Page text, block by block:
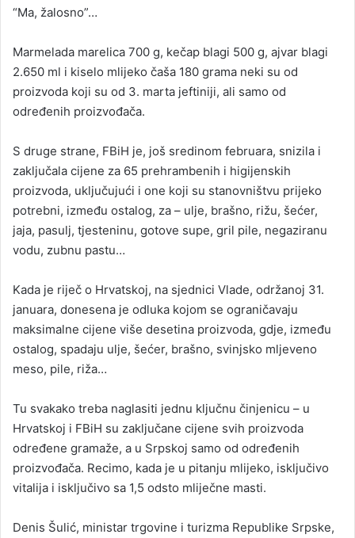
“Ma, žalosno”…
Marmelada marelica 700 g, kečap blagi 500 g, ajvar blagi
2.650 ml i kiselo mlijeko čaša 180 grama neki su od
proizvoda koji su od 3. marta jeftiniji, ali samo od
određenih proizvođača.
S druge strane, FBiH je, još sredinom februara, snizila i
zaključala cijene za 65 prehrambenih i higijenskih
proizvoda, uključujući i one koji su stanovništvu prijeko
potrebni, između ostalog, za – ulje, brašno, rižu, šećer,
jaja, pasulj, tjesteninu, gotove supe, gril pile, negaziranu
vodu, zubnu pastu…
Kada je riječ o Hrvatskoj, na sjednici Vlade, održanoj 31.
januara, donesena je odluka kojom se ograničavaju
maksimalne cijene više desetina proizvoda, gdje, između
ostalog, spadaju ulje, šećer, brašno, svinjsko mljeveno
meso, pile, riža…
Tu svakako treba naglasiti jednu ključnu činjenicu – u
Hrvatskoj i FBiH su zaključane cijene svih proizvoda
određene gramaže, a u Srpskoj samo od određenih
proizvođača. Recimo, kada je u pitanju mlijeko, isključivo
vitalija i isključivo sa 1,5 odsto mliječne masti.
Denis Šulić, ministar trgovine i turizma Republike Srpske,